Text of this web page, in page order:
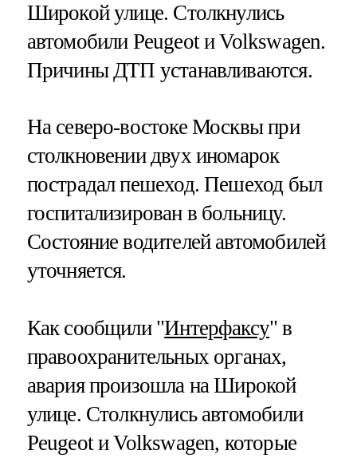
Широкой улице. Столкнулись
автомобили Peugeot и Volkswagen.
Причины ДТП устанавливаются.
На северо-востоке Москвы при
столкновении двух иномарок
пострадал пешеход. Пешеход был
госпитализирован в больницу.
Состояние водителей автомобилей
уточняется.
Как сообщили "Интерфаксу" в
правоохранительных органах,
авария произошла на Широкой
улице. Столкнулись автомобили
Peugeot и Volkswagen, которые